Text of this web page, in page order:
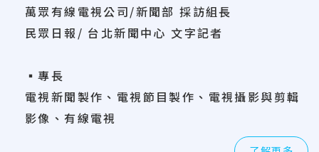
萬眾有線電視公司/新聞部 採訪組長
民眾日報/ 台北新聞中心 文字記者
▪專長
電視新聞製作、電視節目製作、電視攝影與剪輯
影像、有線電視